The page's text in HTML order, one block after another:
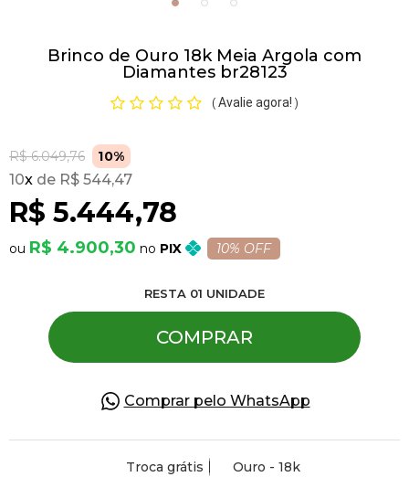
Brinco de Ouro 18k Meia Argola com
Diamantes br28123
( Avalie agora! )
R$ 6.049,76 10%
R$ 5.444,78
10x R$ 544,47
R$ 4.900,30 PIX 10% OFF
RESTA 01 UNIDADE
COMPRAR
Comprar pelo WhatsApp
Troca grátis Ouro - 18k
Gargantilhas
Pulseiras
Piercing
Pedras Preciosas
Presente
OFERTAS